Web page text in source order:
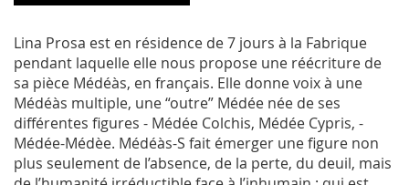
Lina Prosa est en résidence de 7 jours à la Fabrique
pendant laquelle elle nous propose une réécriture de
sa pièce Médéàs, en français. Elle donne voix à une
Médéàs multiple, une “outre” Médée née de ses
différentes figures - Médée Colchis, Médée Cypris, -
Médée-Médèe. Médéàs-S fait émerger une figure non
plus seulement de l’absence, de la perte, du deuil, mais